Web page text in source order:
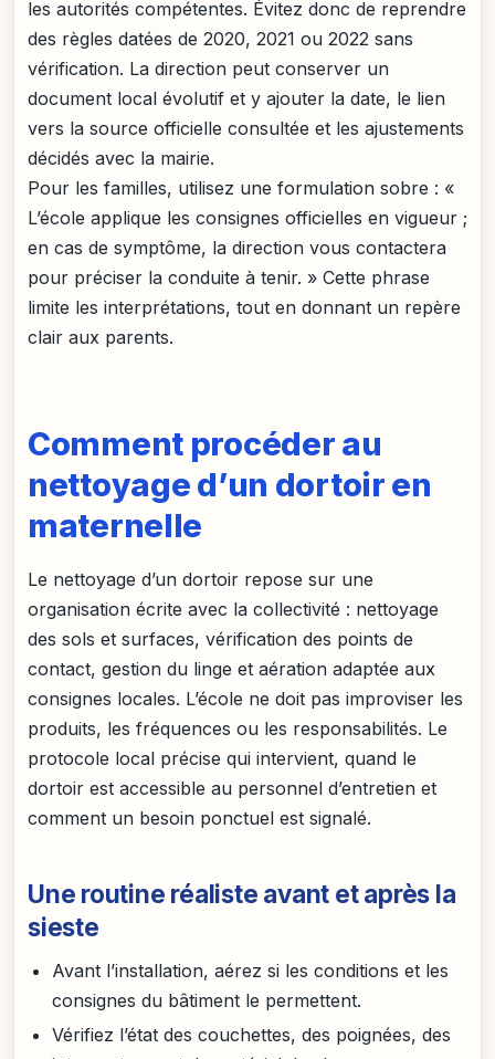
les autorités compétentes. Évitez donc de reprendre
des règles datées de 2020, 2021 ou 2022 sans
vérification. La direction peut conserver un
document local évolutif et y ajouter la date, le lien
vers la source officielle consultée et les ajustements
décidés avec la mairie.
Pour les familles, utilisez une formulation sobre : «
L’école applique les consignes officielles en vigueur ;
en cas de symptôme, la direction vous contactera
pour préciser la conduite à tenir. » Cette phrase
limite les interprétations, tout en donnant un repère
clair aux parents.
Comment procéder au
nettoyage d’un dortoir en
maternelle
Le nettoyage d’un dortoir repose sur une
organisation écrite avec la collectivité : nettoyage
des sols et surfaces, vérification des points de
contact, gestion du linge et aération adaptée aux
consignes locales. L’école ne doit pas improviser les
produits, les fréquences ou les responsabilités. Le
protocole local précise qui intervient, quand le
dortoir est accessible au personnel d’entretien et
comment un besoin ponctuel est signalé.
Une routine réaliste avant et après la
sieste
Avant l’installation, aérez si les conditions et les
consignes du bâtiment le permettent.
Vérifiez l’état des couchettes, des poignées, des